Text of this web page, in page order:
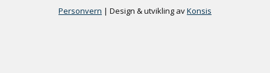
Personvern | Design & utvikling avKonsis